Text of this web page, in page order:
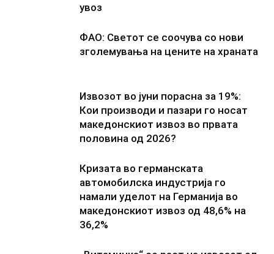
увоз
ФАО: Светот се соочува со нови
зголемувања на цените на храната
Извозот во јуни порасна за 19%:
Кои производи и пазари го носат
македонскиот извоз во првата
половина од 2026?
Кризата во германската
автомобилска индустрија го
намали уделот на Германија во
македонскиот извоз од 48,6% на
36,2%